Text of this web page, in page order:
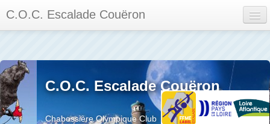
C.O.C. Escalade Couëron
Calendrier des événements et des compétitions
Les membres
Les séances
C.O.C. Escalade Couëron
Chabossière Olympique Club